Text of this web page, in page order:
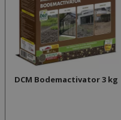
DCM Bodemactivator 3 kg